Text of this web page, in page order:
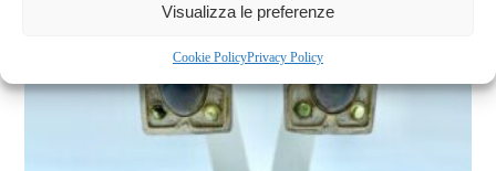
Visualizza le preferenze
Cookie PolicyPrivacy Policy
€